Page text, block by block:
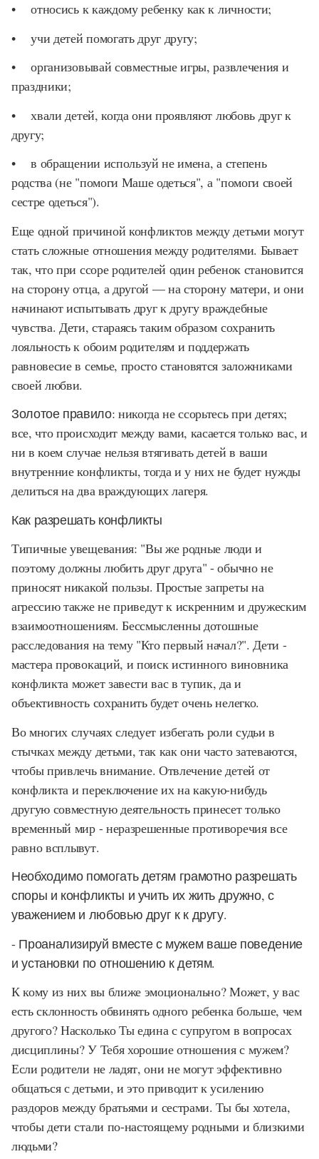
• относись к каждому ребенку как к личности;
• учи детей помогать друг другу;
• организовывай совместные игры, развлечения и
праздники;
• хвали детей, когда они проявляют любовь друг к
другу;
• в обращении используй не имена, а степень
родства (не "помоги Маше одеться", а "помоги своей
сестре одеться").
Еще одной причиной конфликтов между детьми могут
стать сложные отношения между родителями. Бывает
так, что при ссоре родителей один ребенок становится
на сторону отца, а другой — на сторону матери, и они
начинают испытывать друг к другу враждебные
чувства. Дети, стараясь таким образом сохранить
лояльность к обоим родителям и поддержать
равновесие в семье, просто становятся заложниками
своей любви.
Золотое правило: никогда не ссорьтесь при детях;
все, что происходит между вами, касается только вас, и
ни в коем случае нельзя втягивать детей в ваши
внутренние конфликты, тогда и у них не будет нужды
делиться на два враждующих лагеря.
Как разрешать конфликты
Типичные увещевания: "Вы же родные люди и
поэтому должны любить друг друга" - обычно не
приносят никакой пользы. Простые запреты на
агрессию также не приведут к искренним и дружеским
взаимоотношениям. Бессмысленны дотошные
расследования на тему "Кто первый начал?". Дети -
мастера провокаций, и поиск истинного виновника
конфликта может завести вас в тупик, да и
объективность сохранить будет очень нелегко.
Во многих случаях следует избегать роли судьи в
стычках между детьми, так как они часто затеваются,
чтобы привлечь внимание. Отвлечение детей от
конфликта и переключение их на какую-нибудь
другую совместную деятельность принесет только
временный мир - неразрешенные противоречия все
равно всплывут.
Необходимо помогать детям грамотно разрешать
споры и конфликты и учить их жить дружно, с
уважением и любовью друг к к другу.
- Проанализируй вместе с мужем ваше поведение
и установки по отношению к детям.
К кому из них вы ближе эмоционально? Может, у вас
есть склонность обвинять одного ребенка больше, чем
другого? Насколько Ты едина с супругом в вопросах
дисциплины? У Тебя хорошие отношения с мужем?
Если родители не ладят, они не могут эффективно
общаться с детьми, и это приводит к усилению
раздоров между братьями и сестрами. Ты бы хотела,
чтобы дети стали по-настоящему родными и близкими
людьми?